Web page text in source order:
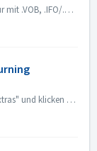
Wenn Sie bereits eine DVD-Video-Ordnerstruktur mit .VOB, .IFO/.BUP-Dateien haben, können Sie Nero BurningROM zum Brennen von DVDs verwenden. 1. Erstellen Si...
Öffnen Sie Nero Burning ROM Gehen Sie zu "Extras" und klicken Sie auf "Audiospuren speichern". Wählen Sie in der Registerkarte "...